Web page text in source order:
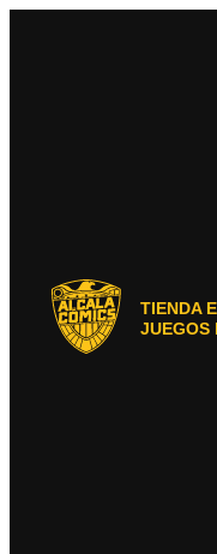
TIENDA
JUEGOS